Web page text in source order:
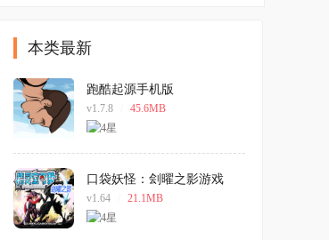
本类最新
跑酷起源手机版
v1.7.8 45.6MB
口袋妖怪：刽曜之影游戏
v1.64 21.1MB